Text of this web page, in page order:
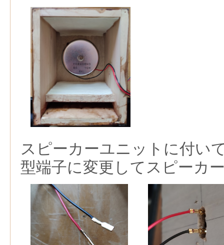
スピーカーユニットに付い
型端子に変更してスピーカ